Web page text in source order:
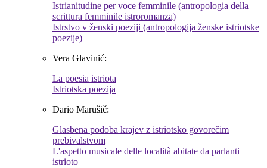
Istrianitudine per voce femminile (antropologia della
scrittura femminile istroromanza)
Istrstvo v ženski poeziji (antropologija ženske istriotske
poezije)
Vera Glavinić:
La poesia istriota
Istriotska poezija
Dario Marušič:
Glasbena podoba krajev z istriotsko govorečim
prebivalstvom
L'aspetto musicale delle località abitate da parlanti
istrioto